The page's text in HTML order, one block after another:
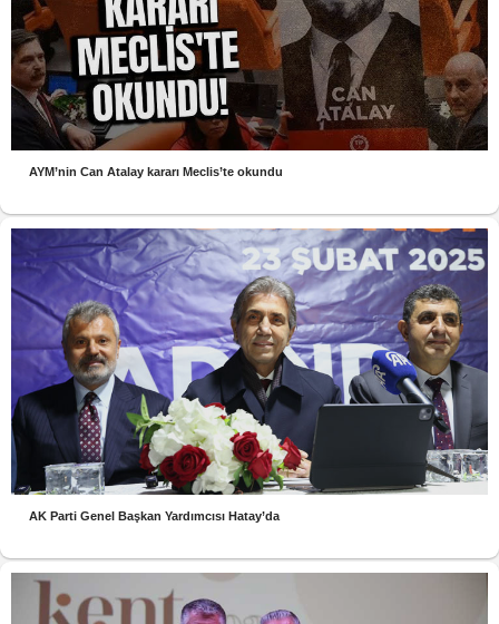
AYM’nin Can Atalay kararı Meclis’te okundu
AK Parti Genel Başkan Yardımcısı Hatay’da